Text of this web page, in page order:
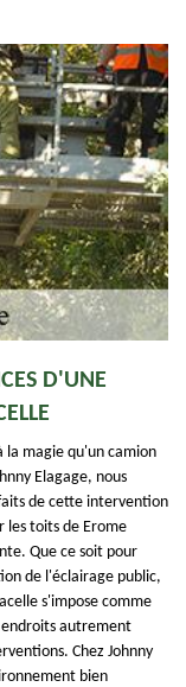
D'UNE
la magie qu'un camion
Elagage, nous
de cette intervention
les toits de Erome
Que ce soit pour
de l'éclairage public,
s'impose comme
autrement
Chez Johnny
bien